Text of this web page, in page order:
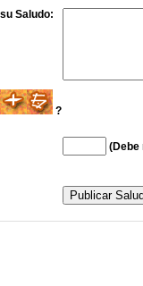
Saludo:
?
(Debe